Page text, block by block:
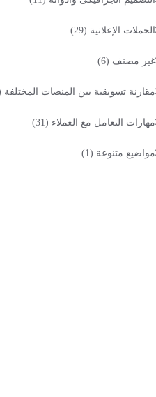
الحملات الإعلانية (29)
غير مصنف (6)
مقارنة تسويقية بين المنصات المختلفة
مهارات التعامل مع العملاء (31)
مواضيع متنوعة (1)